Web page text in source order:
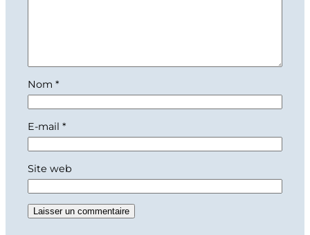
Nom *
E-mail *
Site web